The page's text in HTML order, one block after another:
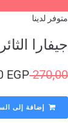
لدينا
EGP
إضافة إلى